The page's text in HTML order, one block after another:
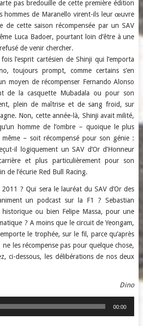
pas bredouille de cette première édition
hommes de Maranello virent-ils leur œuvre
de cette saison récompensée par un SAV
Luca Badoer, pourtant loin d’être à une
de venir chercher.
l’esprit cartésien de Shinji qui l’emporta
toujours prompt, comme certains s’en
moyen de récompenser Fernando Alonso
de la casquette Mubadala ou pour son
plein de maîtrise et de sang froid, sur
Non, cette année-là, Shinji avait milité,
homme de l’ombre – quoique le plus
– soit récompensé pour son génie :
il logiquement un SAV d’Or d’Honneur
et plus particulièrement pour son
de l’écurie Red Bull Racing.
2011 ? Qui sera le lauréat du SAV d’Or des
un podcast sur la F1 ? Sebastian
ou bien Felipe Massa, pour une
? A moins que le circuit de Yeongam,
le trophée, sur le fil, parce qu’après
les récompense pas pour quelque chose,
ci-dessous, les délibérations de nos deux
Dino
00:00